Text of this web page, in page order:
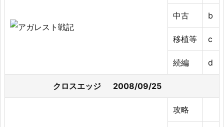
中古 b
移植等 c
続編 d
クロスエッジ 2008/09/25
攻略